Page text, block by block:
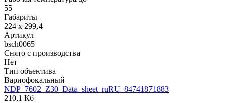
55
Габариты
224 x 299,4
Артикул
bsch0065
Снято с производства
Нет
Тип объектива
Вариофокальный
NDP_7602_Z30_Data_sheet_ruRU_84741871883
210,1 Кб